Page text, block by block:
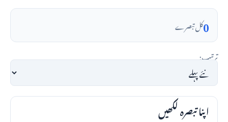
0کل تبصرے
ترتیب:
اپنا تبصرہ لکھیں